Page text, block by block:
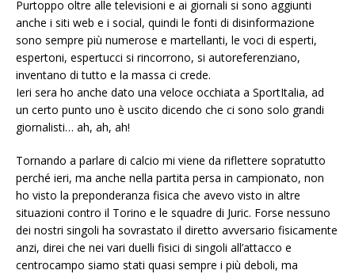
Purtoppo oltre alle televisioni e ai giornali si sono aggiunti
anche i siti web e i social, quindi le fonti di disinformazione
sono sempre più numerose e martellanti, le voci di esperti,
espertoni, espertucci si rincorrono, si autoreferenziano,
inventano di tutto e la massa ci crede.
Ieri sera ho anche dato una veloce occhiata a SportItalia, ad
un certo punto uno è uscito dicendo che ci sono solo grandi
giornalisti… ah, ah, ah!
Tornando a parlare di calcio mi viene da riflettere sopratutto
perché ieri, ma anche nella partita persa in campionato, non
ho visto la preponderanza fisica che avevo visto in altre
situazioni contro il Torino e le squadre di Juric. Forse nessuno
dei nostri singoli ha sovrastato il diretto avversario fisicamente
anzi, direi che nei vari duelli fisici di singoli all’attacco e
centrocampo siamo stati quasi sempre i più deboli, ma